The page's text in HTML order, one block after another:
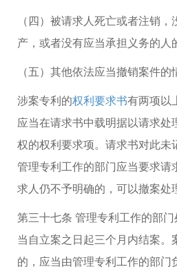
（四）被请求人死亡或者注销
产，或者没有应当承担义务的人
（五）其他依法应当撤销案件的
涉案专利的权利要求书有两项以
应当在请求书中载明据以请求处
权的权利要求项。请求书对此未
管理专利工作的部门应当要求请
求人仍不予明确的，可以撤案处
第三十七条 管理专利工作的部
当自立案之日起三个月内结案。
的，应当由管理专利工作的部门